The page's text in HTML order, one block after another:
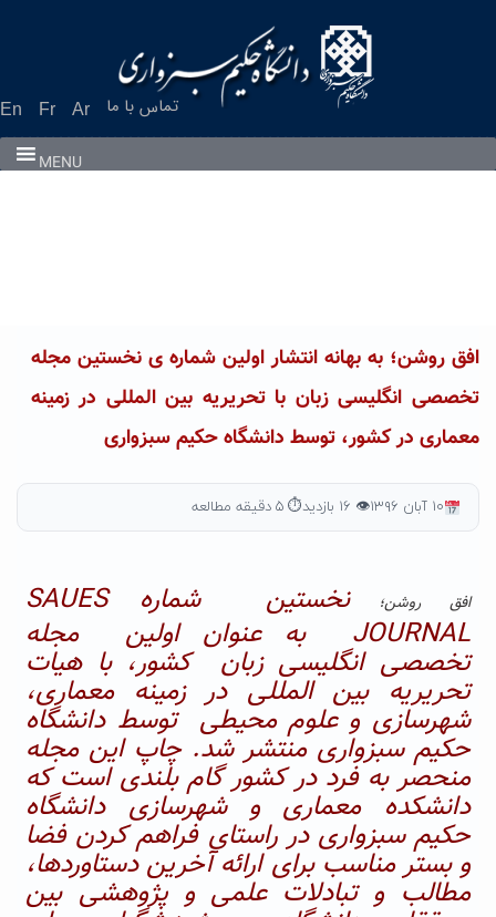
En Fr Ar تماس با ما
MENU
افق روشن؛ به بهانه انتشار اولین شماره ی نخستین مجله
تخصصی انگلیسی زبان با تحریریه بین المللی در زمینه
معماری در کشور، توسط دانشگاه حکیم سبزواری
۱۰ آبان ۱۳۹۶ 👁 ۱۶ بازدید ⏱ ۵ دقیقه مطالعه
افق روشن؛نخستین شماره
SAUES
JOURNAL
به عنوان اولین مجله
تخصصی انگلیسی زبان کشور، با هیات
تحریریه بین المللی در زمینه معماری،
شهرسازی و علوم محیطی توسط دانشگاه
حکیم سبزواری منتشر شد. چاپ این مجله
منحصر به فرد در کشور گام بلندی است که
دانشکده معماری و شهرسازی دانشگاه
حکیم سبزواری در راستای فراهم کردن فضا
و بستر مناسب برای ارائه آخرین دستاوردها،
مطالب و تبادلات علمی و پژوهشی بین